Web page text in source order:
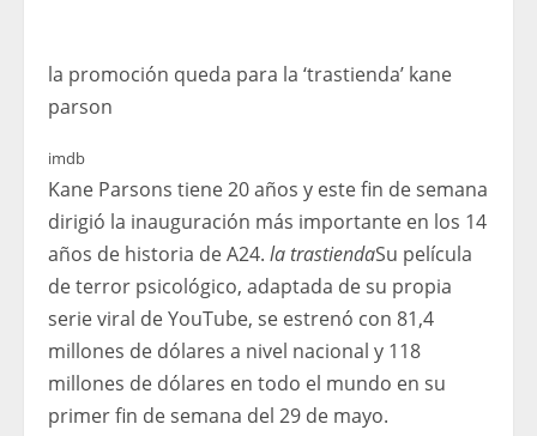
la promoción queda para la ‘trastienda’ kane
parson
imdb
Kane Parsons tiene 20 años y este fin de semana
dirigió la inauguración más importante en los 14
años de historia de A24. la trastiendaSu película
de terror psicológico, adaptada de su propia
serie viral de YouTube, se estrenó con 81,4
millones de dólares a nivel nacional y 118
millones de dólares en todo el mundo en su
primer fin de semana del 29 de mayo.